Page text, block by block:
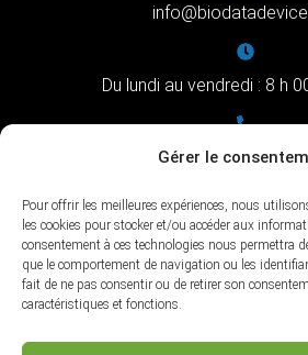
Gérer le
Pour offrir les meilleures expériences, nous
les cookies pour stocker et/ou accéder aux
consentement à ces technologies nous permettra
que le comportement de navigation ou les
fait de ne pas consentir ou de retirer son
caractéristiques et fonctions.
Du lundi au vendredi : 8 h
+34 983 704
C/ Pilar Miró, 1 - 47008